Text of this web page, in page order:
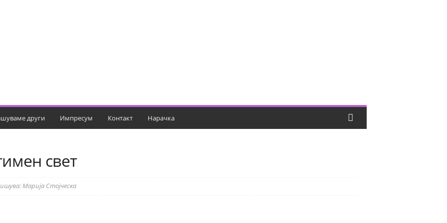
други Импресум Контакт Нарачка
свет
Марија Стојческа